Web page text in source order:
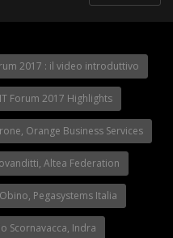
WeChangeIT Forum
2023 – Il Made in Italy
secondo Giulio Sapelli
2017 : il video introduttivo
Forum 2017 Highlights
Orange Business Services
Altea Federation
Pegasystems Italia
Scornavacca, Indra